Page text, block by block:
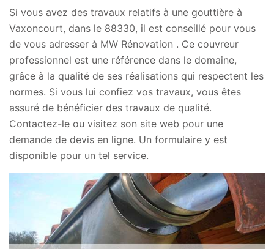
Si vous avez des travaux relatifs à une gouttière à
Vaxoncourt, dans le 88330, il est conseillé pour vous
de vous adresser à MW Rénovation . Ce couvreur
professionnel est une référence dans le domaine,
grâce à la qualité de ses réalisations qui respectent les
normes. Si vous lui confiez vos travaux, vous êtes
assuré de bénéficier des travaux de qualité.
Contactez-le ou visitez son site web pour une
demande de devis en ligne. Un formulaire y est
disponible pour un tel service.